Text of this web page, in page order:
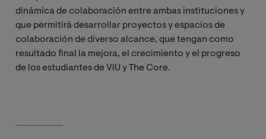
dinámica de colaboración entre ambas instituciones y
que permitirá desarrollar proyectos y espacios de
colaboración de diverso alcance, que tengan como
resultado final la mejora, el crecimiento y el progreso
de los estudiantes de VIU y The Core.